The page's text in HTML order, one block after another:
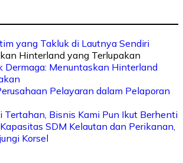
yang Takluk di Lautnya Sendiri
Dermaga: Menuntaskan Hinterland
Pelayaran dalam Pelaporan
Tertahan, Bisnis Kami Pun Ikut Berhenti
SDM Kelautan dan Perikanan,
Korsel